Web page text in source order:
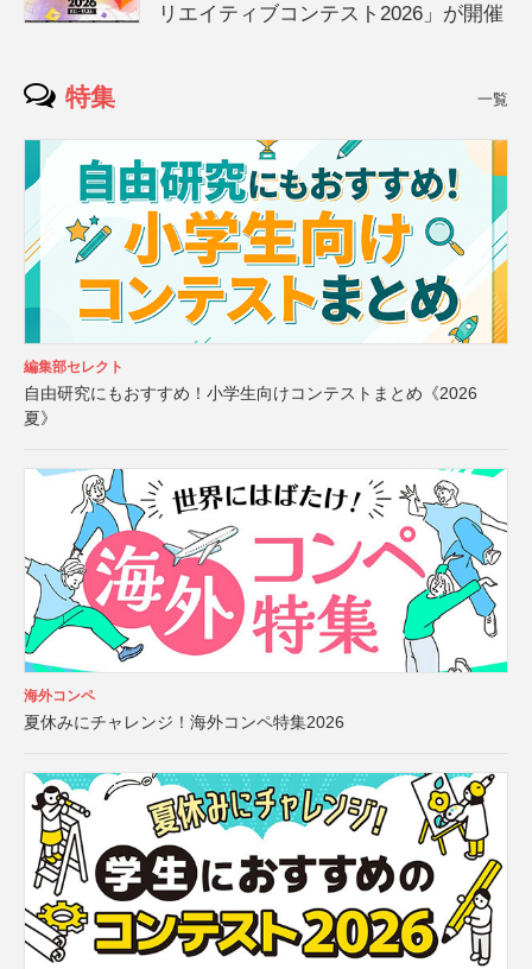
リエイティブコンテスト2026」が開催
特集 一覧
編集部セレクト
自由研究にもおすすめ！小学生向けコンテストまとめ《2026
夏》
海外コンペ
夏休みにチャレンジ！海外コンペ特集2026